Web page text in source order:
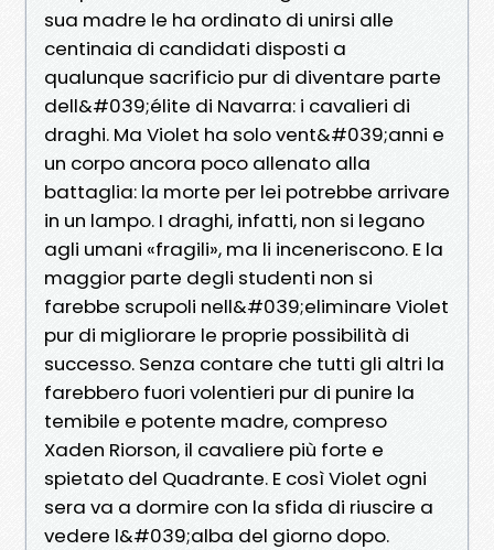
sua madre le ha ordinato di unirsi alle
centinaia di candidati disposti a
qualunque sacrificio pur di diventare parte
dell&#039;élite di Navarra: i cavalieri di
draghi. Ma Violet ha solo vent&#039;anni e
un corpo ancora poco allenato alla
battaglia: la morte per lei potrebbe arrivare
in un lampo. I draghi, infatti, non si legano
agli umani «fragili», ma li inceneriscono. E la
maggior parte degli studenti non si
farebbe scrupoli nell&#039;eliminare Violet
pur di migliorare le proprie possibilità di
successo. Senza contare che tutti gli altri la
farebbero fuori volentieri pur di punire la
temibile e potente madre, compreso
Xaden Riorson, il cavaliere più forte e
spietato del Quadrante. E così Violet ogni
sera va a dormire con la sfida di riuscire a
vedere l&#039;alba del giorno dopo.